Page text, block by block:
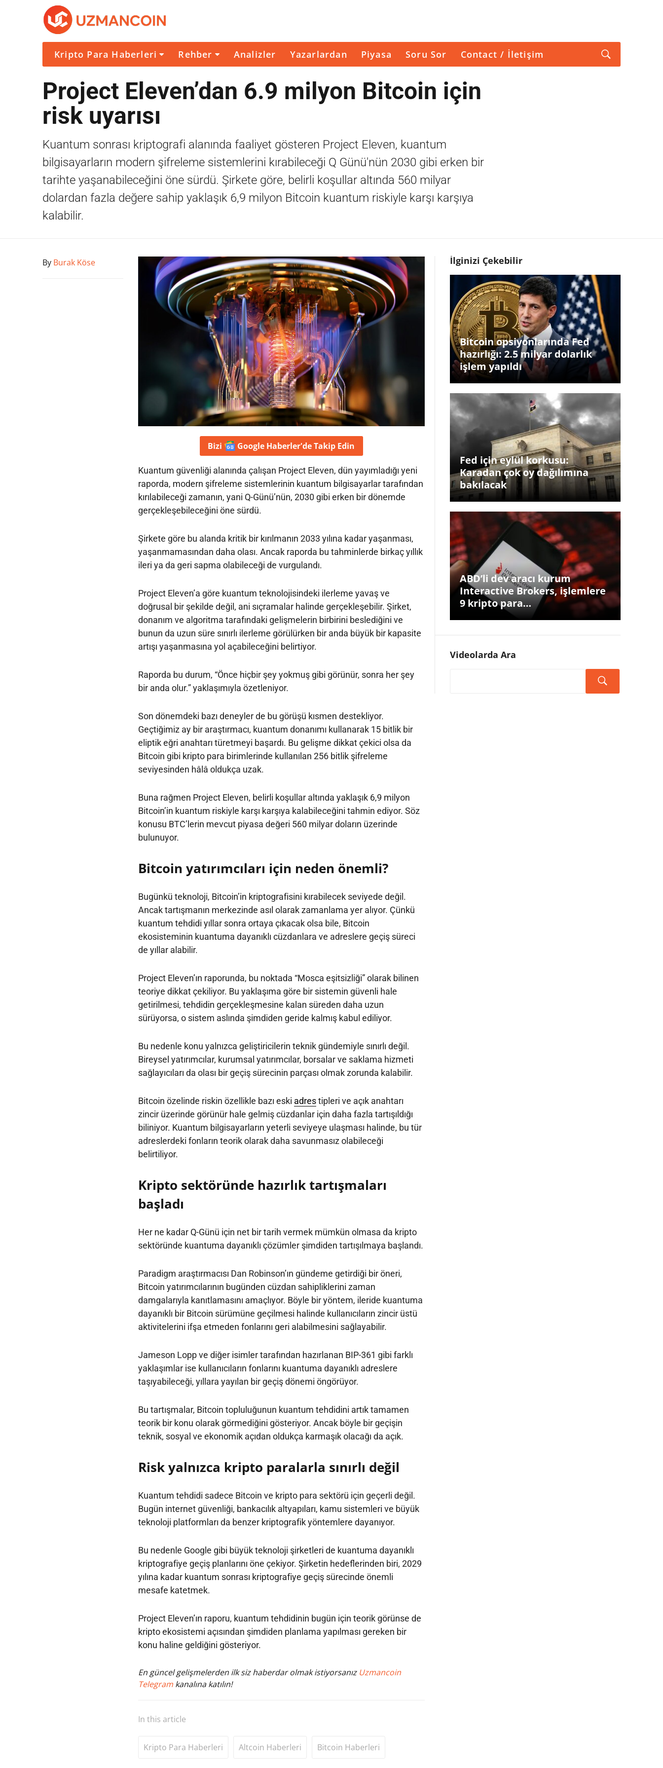
Kripto Para Haberleri Rehber Analizler Yazarlardan Piyasa Soru Sor Contact / İletişim
Project Eleven’dan 6.9 milyon Bitcoin için
risk uyarısı
Kuantum sonrası kriptografi alanında faaliyet gösteren Project Eleven, kuantum
bilgisayarların modern şifreleme sistemlerini kırabileceği Q Günü'nün 2030 gibi erken bir
tarihte yaşanabileceğini öne sürdü. Şirkete göre, belirli koşullar altında 560 milyar
dolardan fazla değere sahip yaklaşık 6,9 milyon Bitcoin kuantum riskiyle karşı karşıya
kalabilir.
By Burak Köse
Bizi Google Haberler'deTakip Edin
Kuantum güvenliği alanında çalışan Project Eleven, dün yayımladığı yeni
raporda, modern şifreleme sistemlerinin kuantum bilgisayarlar tarafından
kırılabileceği zamanın, yani Q-Günü’nün, 2030 gibi erken bir dönemde
gerçekleşebileceğini öne sürdü.
Şirkete göre bu alanda kritik bir kırılmanın 2033 yılına kadar yaşanması,
yaşanmamasından daha olası. Ancak raporda bu tahminlerde birkaç yıllık
ileri ya da geri sapma olabileceği de vurgulandı.
Project Eleven’a göre kuantum teknolojisindeki ilerleme yavaş ve
doğrusal bir şekilde değil, ani sıçramalar halinde gerçekleşebilir. Şirket,
donanım ve algoritma tarafındaki gelişmelerin birbirini beslediğini ve
bunun da uzun süre sınırlı ilerleme görülürken bir anda büyük bir kapasite
artışı yaşanmasına yol açabileceğini belirtiyor.
Raporda bu durum, “Önce hiçbir şey yokmuş gibi görünür, sonra her şey
bir anda olur.” yaklaşımıyla özetleniyor.
Son dönemdeki bazı deneyler de bu görüşü kısmen destekliyor.
Geçtiğimiz ay bir araştırmacı, kuantum donanımı kullanarak 15 bitlik bir
eliptik eğri anahtarı türetmeyi başardı. Bu gelişme dikkat çekici olsa da
Bitcoin gibi kripto para birimlerinde kullanılan 256 bitlik şifreleme
seviyesinden hâlâ oldukça uzak.
Buna rağmen Project Eleven, belirli koşullar altında yaklaşık 6,9 milyon
Bitcoin’in kuantum riskiyle karşı karşıya kalabileceğini tahmin ediyor. Söz
konusu BTC’lerin mevcut piyasa değeri 560 milyar doların üzerinde
bulunuyor.
Bitcoin yatırımcıları için neden önemli?
Bugünkü teknoloji, Bitcoin’in kriptografisini kırabilecek seviyede değil.
Ancak tartışmanın merkezinde asıl olarak zamanlama yer alıyor. Çünkü
kuantum tehdidi yıllar sonra ortaya çıkacak olsa bile, Bitcoin
ekosisteminin kuantuma dayanıklı cüzdanlara ve adreslere geçiş süreci
de yıllar alabilir.
Project Eleven’ın raporunda, bu noktada “Mosca eşitsizliği” olarak bilinen
teoriye dikkat çekiliyor. Bu yaklaşıma göre bir sistemin güvenli hale
getirilmesi, tehdidin gerçekleşmesine kalan süreden daha uzun
sürüyorsa, o sistem aslında şimdiden geride kalmış kabul ediliyor.
Bu nedenle konu yalnızca geliştiricilerin teknik gündemiyle sınırlı değil.
Bireysel yatırımcılar, kurumsal yatırımcılar, borsalar ve saklama hizmeti
sağlayıcıları da olası bir geçiş sürecinin parçası olmak zorunda kalabilir.
Bitcoin özelinde riskin özellikle bazı eski adrestipleri ve açık anahtarı
zincir üzerinde görünür hale gelmiş cüzdanlar için daha fazla tartışıldığı
biliniyor. Kuantum bilgisayarların yeterli seviyeye ulaşması halinde, bu tür
adreslerdeki fonların teorik olarak daha savunmasız olabileceği
belirtiliyor.
Kripto sektöründe hazırlık tartışmaları
başladı
Her ne kadar Q-Günü için net bir tarih vermek mümkün olmasa da kripto
sektöründe kuantuma dayanıklı çözümler şimdiden tartışılmaya başlandı.
Paradigm araştırmacısı Dan Robinson’ın gündeme getirdiği bir öneri,
Bitcoin yatırımcılarının bugünden cüzdan sahipliklerini zaman
damgalarıyla kanıtlamasını amaçlıyor. Böyle bir yöntem, ileride kuantuma
dayanıklı bir Bitcoin sürümüne geçilmesi halinde kullanıcıların zincir üstü
aktivitelerini ifşa etmeden fonlarını geri alabilmesini sağlayabilir.
Jameson Lopp ve diğer isimler tarafından hazırlanan BIP-361 gibi farklı
yaklaşımlar ise kullanıcıların fonlarını kuantuma dayanıklı adreslere
taşıyabileceği, yıllara yayılan bir geçiş dönemi öngörüyor.
Bu tartışmalar, Bitcoin topluluğunun kuantum tehdidini artık tamamen
teorik bir konu olarak görmediğini gösteriyor. Ancak böyle bir geçişin
teknik, sosyal ve ekonomik açıdan oldukça karmaşık olacağı da açık.
Risk yalnızca kripto paralarla sınırlı değil
Kuantum tehdidi sadece Bitcoin ve kripto para sektörü için geçerli değil.
Bugün internet güvenliği, bankacılık altyapıları, kamu sistemleri ve büyük
teknoloji platformları da benzer kriptografik yöntemlere dayanıyor.
Bu nedenle Google gibi büyük teknoloji şirketleri de kuantuma dayanıklı
kriptografiye geçiş planlarını öne çekiyor. Şirketin hedeflerinden biri, 2029
yılına kadar kuantum sonrası kriptografiye geçiş sürecinde önemli
mesafe katetmek.
Project Eleven’ın raporu, kuantum tehdidinin bugün için teorik görünse de
kripto ekosistemi açısından şimdiden planlama yapılması gereken bir
konu haline geldiğini gösteriyor.
En güncel gelişmelerden ilk siz haberdar olmak istiyorsanız Uzmancoin
Telegram kanalına katılın!
In this article
Kripto Para Haberleri Altcoin Haberleri Bitcoin Haberleri
İlginizi Çekebilir
Bitcoin opsiyonlarında Fed
hazırlığı: 2.5 milyar dolarlık
işlem yapıldı
Fed için eylül korkusu:
Karadan çok oy dağılımına
bakılacak
ABD’li dev aracı kurum
Interactive Brokers, işlemlere
9 kripto para…
Videolarda Ara